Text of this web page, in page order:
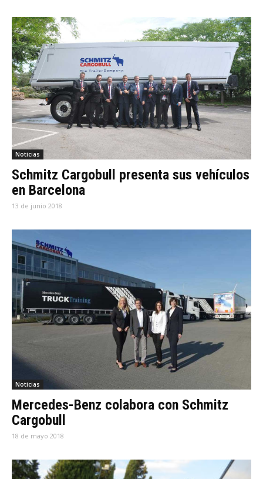
Noticias
Schmitz Cargobull presenta sus vehículos
en Barcelona
13 de junio 2018
Noticias
Mercedes-Benz colabora con Schmitz
Cargobull
18 de mayo 2018